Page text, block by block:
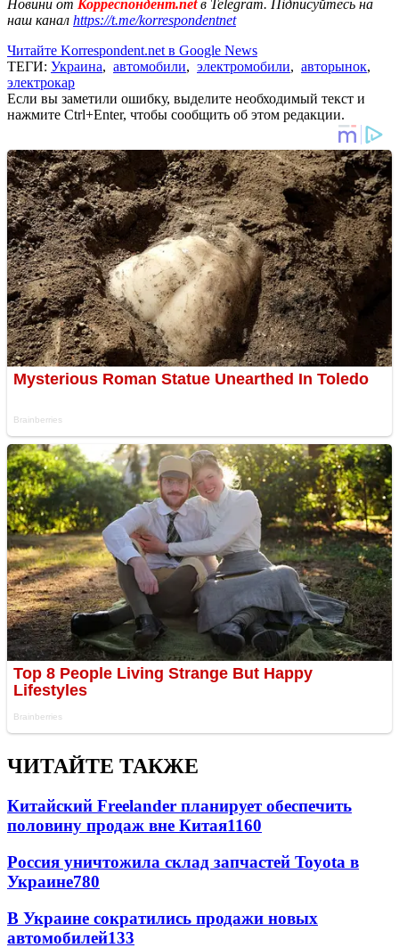
Новини от Корреспондент.netв Telegram. Підписуйтесь на
наш канал https://t.me/korrespondentnet
Читайте Korrespondent.net в Google News
ТЕГИ: Украина, автомобили, электромобили, авторынок,
электрокар
Если вы заметили ошибку, выделите необходимый текст и
нажмите Ctrl+Enter, чтобы сообщить об этом редакции.
ЧИТАЙТЕ ТАКЖЕ
Китайский Freelander планирует обеспечить
половину продаж вне Китая1160
Россия уничтожила склад запчастей Toyota в
Украине780
В Украине сократились продажи новых
автомобилей133